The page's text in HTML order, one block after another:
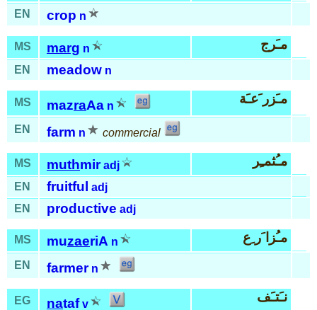
EN crop n
MS marg n مـَرج
EN meadow n
MS mazraAa n مـَزر َعـَة
EN farm n commercial
MS muthmir adj مـُثمـِر
EN fruitful adj
EN
productive adj
MS muzaeriA n مـُزا َر ِع
EN farmer n
EG nataf v نـَتـَف